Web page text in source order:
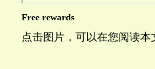
Free rewards
点击图片，可以在您阅读